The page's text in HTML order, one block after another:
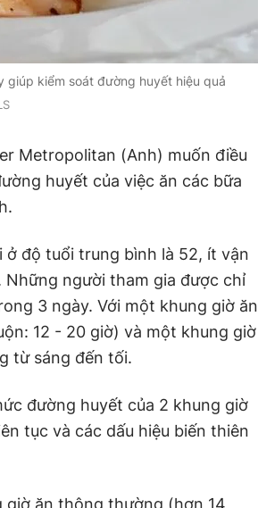
kiểm soát đường huyết hiệu quả
Metropolitan (Anh) muốn điều
huyết của việc ăn các bữa
độ tuổi trung bình là 52, ít vận
người tham gia được chỉ
3 ngày. Với một khung giờ ăn
12 - 20 giờ) và một khung giờ
từ sáng đến tối.
đường huyết của 2 khung giờ
tục và các dấu hiệu biến thiên
giờ ăn thông thường (hơn 14